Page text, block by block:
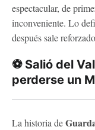
espectacular, de
inconveniente. Lo
después sale
⚽ Salió del
perderse un
La historia de